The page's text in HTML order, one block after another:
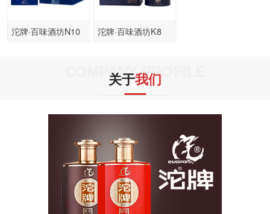
沱牌·百味酒坊N10 沱牌·百味酒坊K8
COMPANY PROFILE
关于我们